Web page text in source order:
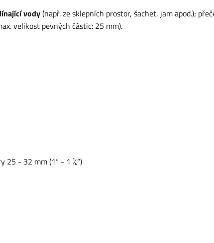
vody(např. ze sklepních prostor, šachet, jam apod.);
velikost pevných částic: 25 mm).
25 - 32 mm (1“ - 1 ¼“)